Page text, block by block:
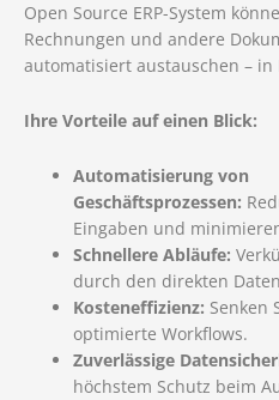
Open Source ERP-System
Rechnungen und andere
automatisiert austauschen –
Ihre Vorteile auf einen Blick:
Automatisierung von
Geschäftsprozessen:
Eingaben und
Schnellere Abläufe:
durch den direkten
Kosteneffizienz: Senken
optimierte Workflows.
Zuverlässige
höchstem Schutz beim